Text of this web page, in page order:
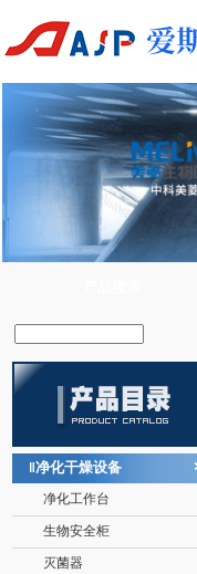
净化干燥设备
净化工作台
生物安全柜
灭菌器